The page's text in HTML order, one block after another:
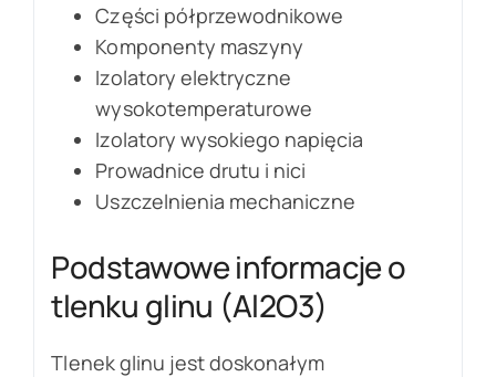
Części półprzewodnikowe
Komponenty maszyny
Izolatory elektryczne
wysokotemperaturowe
Izolatory wysokiego napięcia
Prowadnice drutu i nici
Uszczelnienia mechaniczne
Podstawowe informacje o
tlenku glinu (Al2O3)
Tlenek glinu jest doskonałym